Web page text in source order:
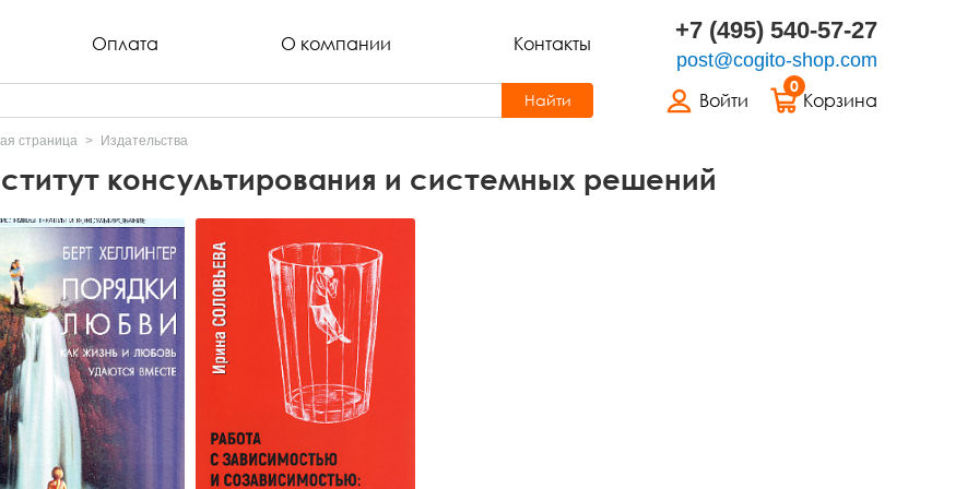
Оплата О компании Контакты +7 (495) 540-57-27
post@cogito-shop.com
Войти
0
Корзина
Найти
страница Издательства
консультирования и системных решений